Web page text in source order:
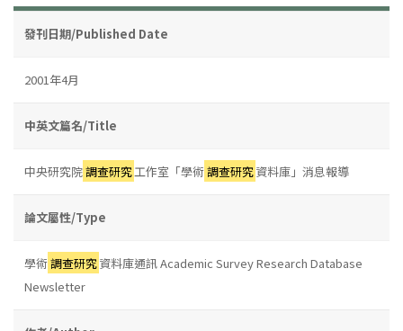
發刊日期/Published Date
2001年4月
中英文篇名/Title
中央研究院調查研究工作室「學術調查研究資料庫」消息報導
論文屬性/Type
學術調查研究資料庫通訊 Academic Survey Research Database
Newsletter